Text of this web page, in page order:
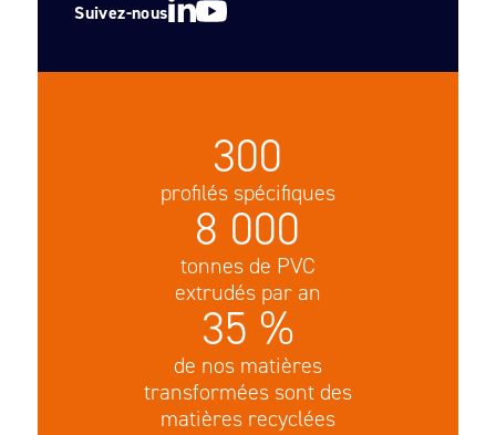
Suivez-nous
300
profilés spécifiques
8 000
tonnes de PVC
extrudés par an
35 %
de nos matières
transformées sont des
matières recyclées